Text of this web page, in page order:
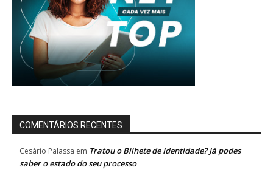
COMENTÁRIOS RECENTES
Cesário Palassa em Tratou o Bilhete de Identidade? Já podes
saber o estado do seu processo